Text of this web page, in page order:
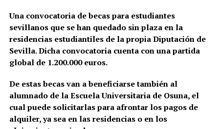
Una convocatoria de becas para estudiantes
sevillanos que se han quedado sin plaza en la
residencias estudiantiles de la propia Diputación de
Sevilla. Dicha convocatoria cuenta con una partida
global de 1.200.000 euros.
De estas becas van a beneficiarse también al
alumnado de la Escuela Universitaria de Osuna, el
cual puede solicitarlas para afrontar los pagos de
alquiler, ya sea en las residencias o en los